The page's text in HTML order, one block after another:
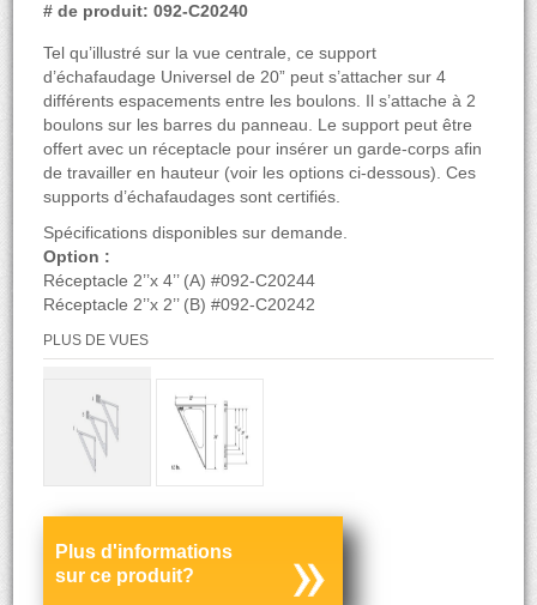
# de produit: 092-C20240
Tel qu’illustré sur la vue centrale, ce support
d’échafaudage Universel de 20” peut s’attacher sur 4
différents espacements entre les boulons. Il s’attache à 2
boulons sur les barres du panneau. Le support peut être
offert avec un réceptacle pour insérer un garde-corps afin
de travailler en hauteur (voir les options ci-dessous). Ces
supports d’échafaudages sont certifiés.
Spécifications disponibles sur demande.
Option :
Réceptacle 2’’x 4’’ (A) #092-C20244
Réceptacle 2’’x 2’’ (B) #092-C20242
PLUS DE VUES
Plus d'informations
sur ce produit?